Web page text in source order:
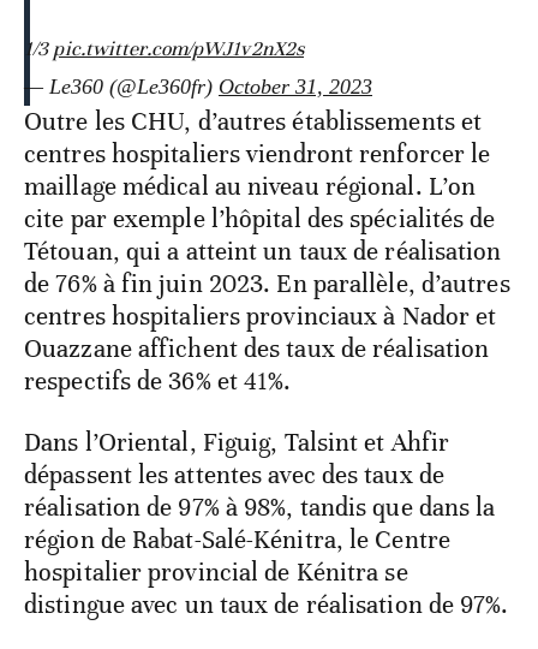
1/3pic.twitter.com/pWJ1v2nX2s
— Le360 (@Le360fr) October 31, 2023
Outre les CHU, d’autres établissements et
centres hospitaliers viendront renforcer le
maillage médical au niveau régional. L’on
cite par exemple l’hôpital des spécialités de
Tétouan, qui a atteint un taux de réalisation
de 76% à fin juin 2023. En parallèle, d’autres
centres hospitaliers provinciaux à Nador et
Ouazzane affichent des taux de réalisation
respectifs de 36% et 41%.
Dans l’Oriental, Figuig, Talsint et Ahfir
dépassent les attentes avec des taux de
réalisation de 97% à 98%, tandis que dans la
région de Rabat-Salé-Kénitra, le Centre
hospitalier provincial de Kénitra se
distingue avec un taux de réalisation de 97%.